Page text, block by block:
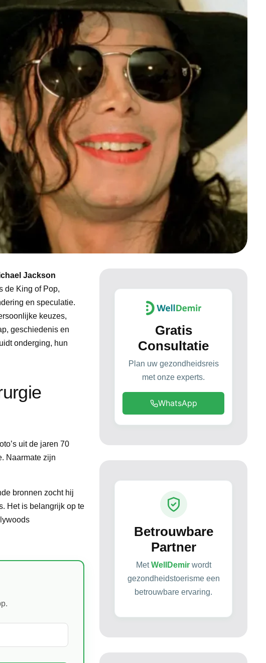
Jackson
de King of Pop,
en speculatie.
keuzes,
geschiedenis en
onderging, hun
uit de jaren 70
Naarmate zijn
bronnen zocht hij
Het is belangrijk op te
Gratis
Consultatie
Plan uw gezondheidsreis
met onze experts.
WhatsApp
Betrouwbare
Partner
MetWellDemirwordt
gezondheidstoerisme een
betrouwbare ervaring.